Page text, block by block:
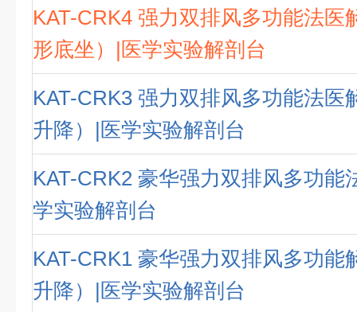
KAT-CRK4 强力双排风多功能法医
形底坐）|医学实验解剖台
KAT-CRK3 强力双排风多功能法医
升降）|医学实验解剖台
KAT-CRK2 豪华强力双排风多功能
学实验解剖台
KAT-CRK1 豪华强力双排风多功能
升降）|医学实验解剖台